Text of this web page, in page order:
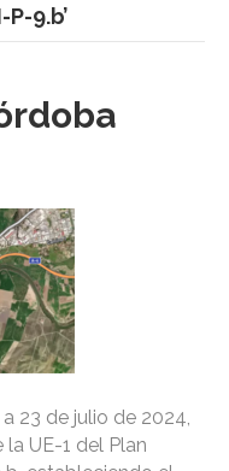
9.b’
23 de julio de 2024,
UE-1 del Plan